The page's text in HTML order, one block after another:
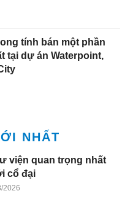
tính bán một phần
tại dự án Waterpoint,
NHẤT
viện quan trọng nhất
cổ đại
2026